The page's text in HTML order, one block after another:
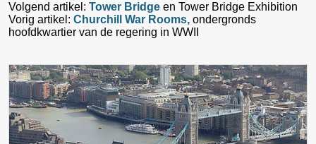
Volgend artikel: Tower Bridge en Tower Bridge Exhibition
Vorig artikel: Churchill War Rooms, ondergronds
hoofdkwartier van de regering in WWII